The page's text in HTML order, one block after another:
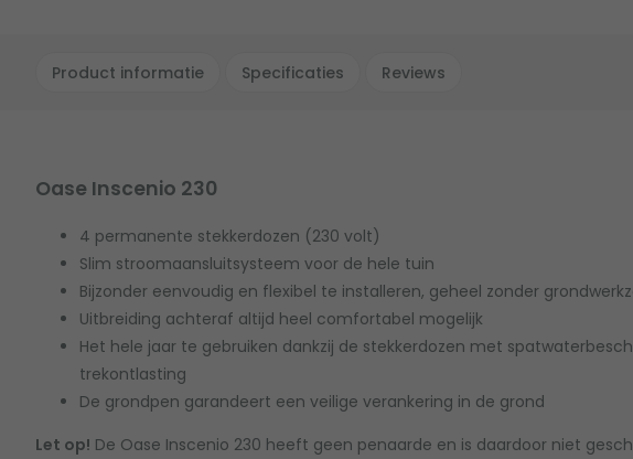
Product informatie Specificaties Reviews
Oase Inscenio 230
4 permanente stekkerdozen (230 volt)
Slim stroomaansluitsysteem voor de hele tuin
Bijzonder eenvoudig en flexibel te installeren, geheel zonder
Uitbreiding achteraf altijd heel comfortabel mogelijk
Het hele jaar te gebruiken dankzij de stekkerdozen met
trekontlasting
De grondpen garandeert een veilige verankering in de grond
Let op! De Oase Inscenio 230 heeft geen penaarde en is daardoor niet